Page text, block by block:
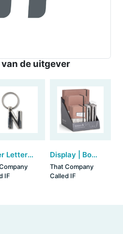
de uitgever
Silver Letter Keyring - N (set van 3)
IF
Display | Bookaroo Notebook & Pen - Blush
That Company
Called IF